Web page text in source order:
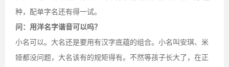
种，配单字名还有得一试。
问：用洋名字谐音可以吗？
小名可以。大名还是要用有汉字底蕴的组合。小名叫安琪、米
娅都没问题，大名该有的规矩得有。不然等孩子长大了，在正